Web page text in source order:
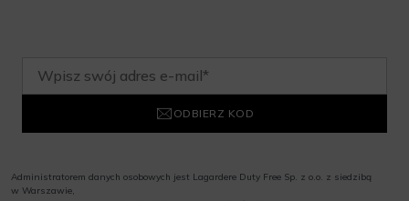
ODBIERZ KOD
Administratorem danych osobowych jest Lagardere Duty Free Sp. z o.o. z siedzibą
w Warszawie,